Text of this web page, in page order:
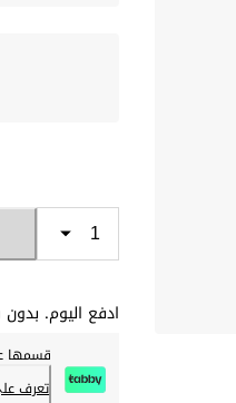
ادفع اليوم. بدون
قسمها على 4 دفعات
تعرف